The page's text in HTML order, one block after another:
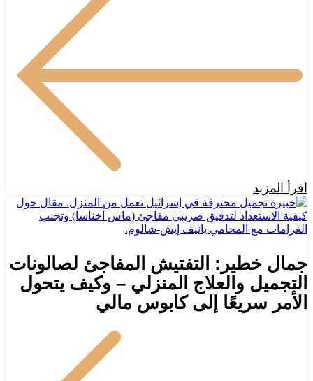
اقرأ المزيد
جمال خطير: التفتيش المفاجئ لصالونات
التجميل والعلاج المنزلي – وكيف يتحول
الأمر سريعًا إلى كابوس مالي